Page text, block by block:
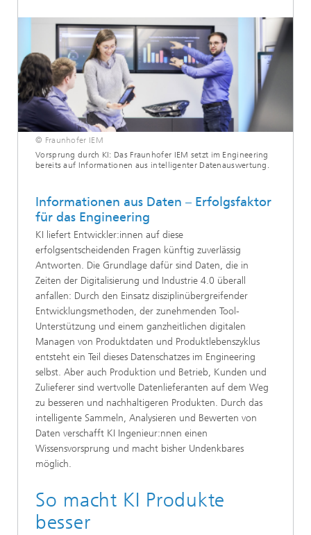
© Fraunhofer IEM
Vorsprung durch KI: Das Fraunhofer IEM setzt im Engineering
bereits auf Informationen aus intelligenter Datenauswertung.
Informationen aus Daten – Erfolgsfaktor
für das Engineering
KI liefert Entwickler:innen auf diese
erfolgsentscheidenden Fragen künftig zuverlässig
Antworten. Die Grundlage dafür sind Daten, die in
Zeiten der Digitalisierung und Industrie 4.0 überall
anfallen: Durch den Einsatz disziplinübergreifender
Entwicklungsmethoden, der zunehmenden Tool-
Unterstützung und einem ganzheitlichen digitalen
Managen von Produktdaten und Produktlebenszyklus
entsteht ein Teil dieses Datenschatzes im Engineering
selbst. Aber auch Produktion und Betrieb, Kunden und
Zulieferer sind wertvolle Datenlieferanten auf dem Weg
zu besseren und nachhaltigeren Produkten. Durch das
intelligente Sammeln, Analysieren und Bewerten von
Daten verschafft KI Ingenieur:nnen einen
Wissensvorsprung und macht bisher Undenkbares
möglich.
So macht KI Produkte
besser